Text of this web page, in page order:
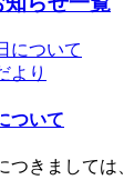
より
ついて
つきまして